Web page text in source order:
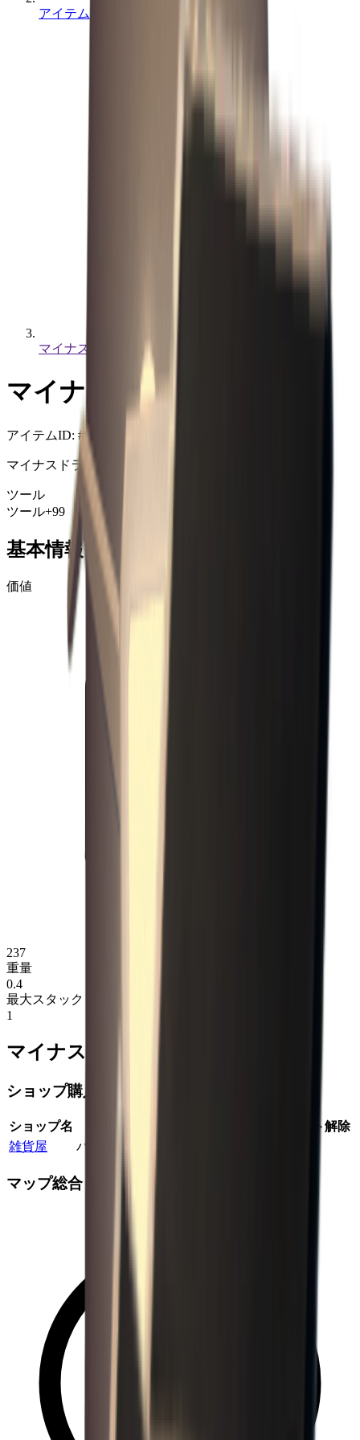
アイテム
マイナスドライバー
マイナスドライバー
アイテムID: #91
マイナスドライバー。
ツール
ツール+99
基本情報
価値
237
重量
0.4
最大スタック
1
マイナスドライバーの入手方法
ショップ購入
ショップ名
クエスト解除
雑貨屋
バンカー
マップ総合ドロップ